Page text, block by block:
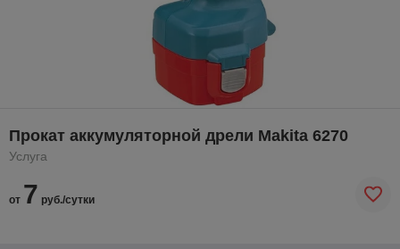
Прокат аккумуляторной дрели Makita 6270
Услуга
от 7 руб./сутки